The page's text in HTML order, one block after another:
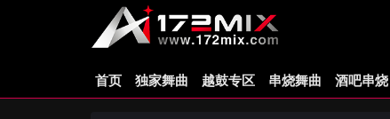
首页 独家舞曲 越鼓专区 串烧舞曲 酒吧串烧